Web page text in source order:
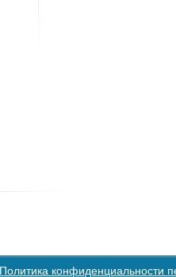
Политика конфиденциальности